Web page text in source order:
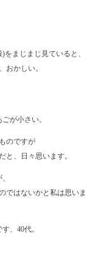
まじまじ見ていると、
おかしい。
が小さい。
のですが
と、日々思います。
ではないかと私は思いま
、40代。